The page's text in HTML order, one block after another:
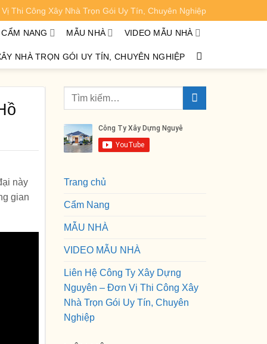
Thi Công Xây Nhà Trọn Gói Uy Tín, Chuyên Nghiệp
CẨM NANG MẪU NHÀ VIDEO MẪU NHÀ
NHÀ TRỌN GÓI UY TÍN, CHUYÊN NGHIỆP
này
gian
Trang chủ
Cẩm Nang
MẪU NHÀ
VIDEO MẪU NHÀ
Liên Hệ Công Ty Xây Dựng
Nguyên – Đơn Vị Thi Công Xây
Nhà Trọn Gói Uy Tín, Chuyên
Nghiệp
XEM CHI TIẾT